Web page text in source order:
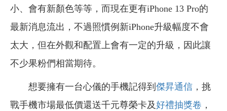
小、會有新顏色等等，而現在更有iPhone 13 Pro的
最新消息流出，不過照慣例新iPhone升級幅度不會
太大，但在外觀和配置上會有一定的升級，因此讓
不少果粉們相當期待。
想要擁有一台心儀的手機記得到 傑昇通信 ，挑
戰手機市場最低價還送千元尊榮卡及好禮抽獎卷 ，